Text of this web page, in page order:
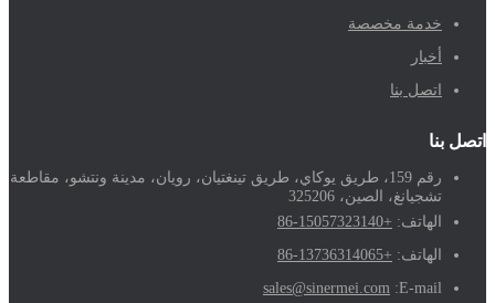
خدمة مخصصة
أخبار
اتصل بنا
اتصل بنا
رقم 159، طريق يوكاي، طريق تينغتيان، رويان، مدينة ونتشو، مقاطعة
تشجيانغ، الصين، 325206
الهاتف: +86-15057323140
الهاتف: +86-13736314065
E-mail:
sales@sinermei.com